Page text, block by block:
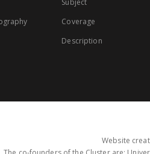
Subject
Coverage
Description
Website